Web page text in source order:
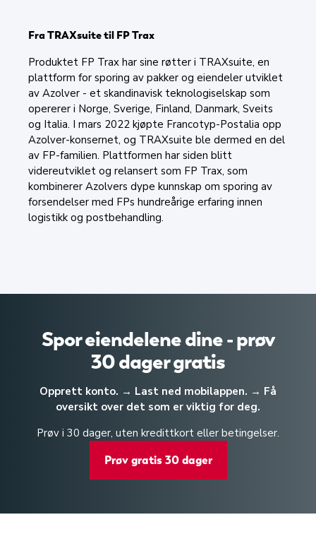
Fra TRAXsuite til FP Trax
Produktet FP Trax har sine røtter i TRAXsuite, en
plattform for sporing av pakker og eiendeler utviklet
av Azolver - et skandinavisk teknologiselskap som
opererer i Norge, Sverige, Finland, Danmark, Sveits
og Italia. I mars 2022 kjøpte Francotyp-Postalia opp
Azolver-konsernet, og TRAXsuite ble dermed en del
av FP-familien. Plattformen har siden blitt
videreutviklet og relansert som FP Trax, som
kombinerer Azolvers dype kunnskap om sporing av
forsendelser med FPs hundreårige erfaring innen
logistikk og postbehandling.
Spor eiendelene dine - prøv
30 dager gratis
Opprett konto. → Last ned mobilappen. → Få
oversikt over det som er viktig for deg.
Prøv i 30 dager, uten kredittkort eller betingelser.
Prøv gratis 30 dager